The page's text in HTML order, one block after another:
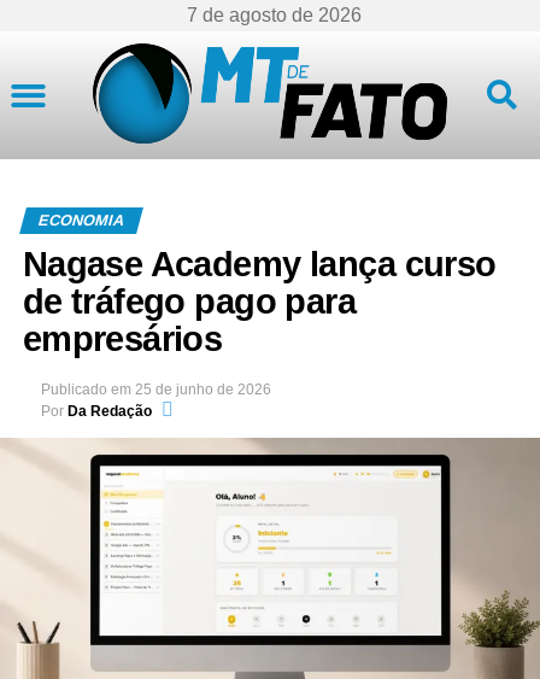
7 de agosto de 2026
ECONOMIA
Nagase Academy lança curso
de tráfego pago para
empresários
Publicado em 25 de junho de 2026
Por Da Redação